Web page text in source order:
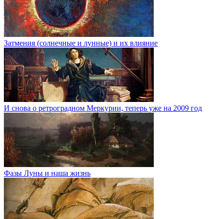
Затмения (солнечные и лунные) и их влияние
И снова о ретроградном Меркурии, теперь уже на 2009 год
Фазы Луны и наша жизнь